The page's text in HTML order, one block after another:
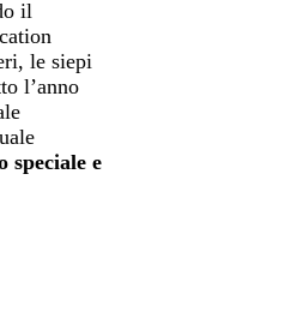
il
le siepi
l’anno
speciale e